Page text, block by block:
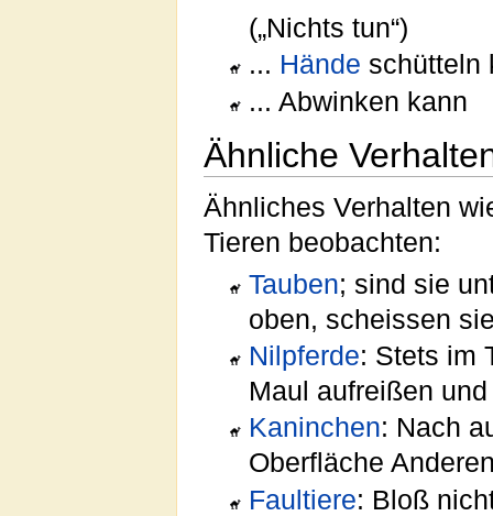
(„Nichts tun“)
... Hände schütteln
... Abwinken kann
Ähnliche
Ähnliches Verhalten
Tieren beobachten:
Tauben; sind sie
oben, scheissen
Nilpferde: Stets im
Maul aufreißen
Kaninchen: Nach
Oberfläche
Faultiere: Bloß